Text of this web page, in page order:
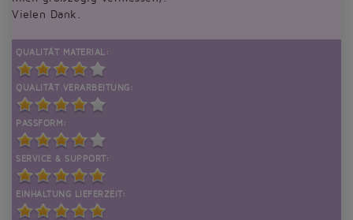
Vielen Dank.
QUALITÄT MATERIAL:
QUALITÄT VERARBEITUNG:
PASSFORM:
SERVICE & SUPPORT:
EINHALTUNG LIEFERZEIT: